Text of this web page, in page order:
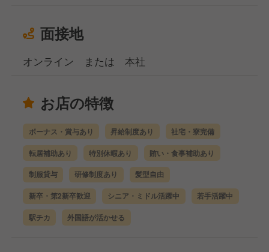
面接地
オンライン または 本社
お店の特徴
ボーナス・賞与あり 昇給制度あり 社宅・寮完備
転居補助あり 特別休暇あり 賄い・食事補助あり
制服貸与 研修制度あり 髪型自由
新卒・第2新卒歓迎 シニア・ミドル活躍中 若手活躍中
駅チカ 外国語が活かせる